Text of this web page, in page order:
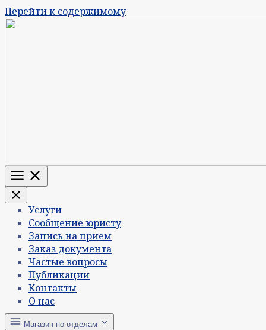
Перейти к содержимому
Меню
Услуги
Сообщение юристу
Запись на прием
Заказ документа
Частые вопросы
Публикации
Контакты
О нас
Магазин по отделам